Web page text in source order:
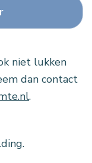
niet lukken
dan contact
.